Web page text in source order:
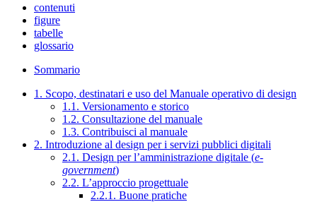
contenuti
figure
tabelle
glossario
Sommario
1. Scopo, destinatari e uso del Manuale operativo di design
1.1. Versionamento e storico
1.2. Consultazione del manuale
1.3. Contribuisci al manuale
2. Introduzione al design per i servizi pubblici digitali
2.1. Design per l’amministrazione digitale (e-
government)
2.2. L’approccio progettuale
2.2.1. Buone pratiche